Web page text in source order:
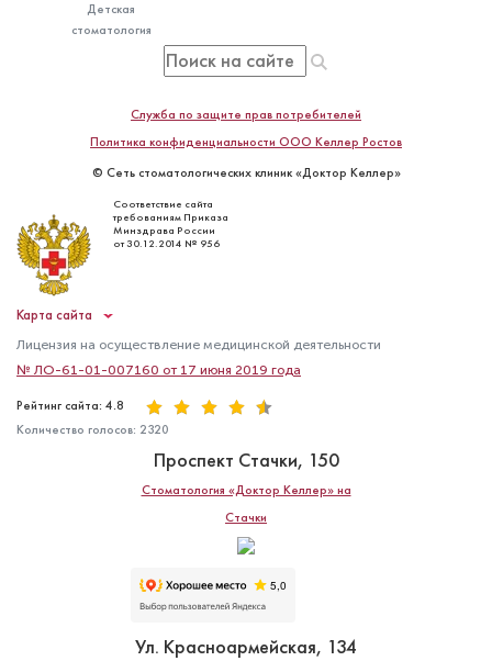
Детская
стоматология
Служба по защите прав потребителей
Политика конфиденциальности ООО Келлер Ростов
© Сеть стоматологических клиник «Доктор Келлер»
Соответствие сайта
требованиям Приказа
Минздрава России
от 30.12.2014 № 956
Карта сайта
Лицензия на осуществление медицинской деятельности
№ ЛО-61-01-007160 от 17 июня 2019 года
Рейтинг сайта: 4.8
Количество голосов: 2320
Проспект Стачки, 150
Стоматология «Доктор Келлер» на
Стачки
Ул. Красноармейская, 134